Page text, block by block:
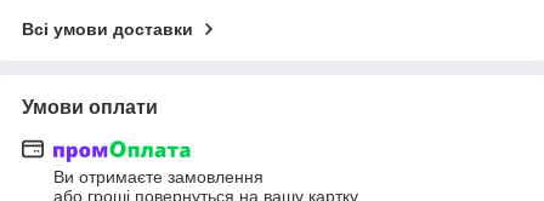
Всі умови доставки
Умови оплати
Ви отримаєте замовлення
або гроші повернуться на вашу картку